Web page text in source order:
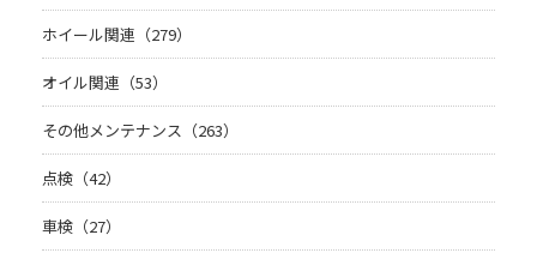
ホイール関連（279）
オイル関連（53）
その他メンテナンス（263）
点検（42）
車検（27）